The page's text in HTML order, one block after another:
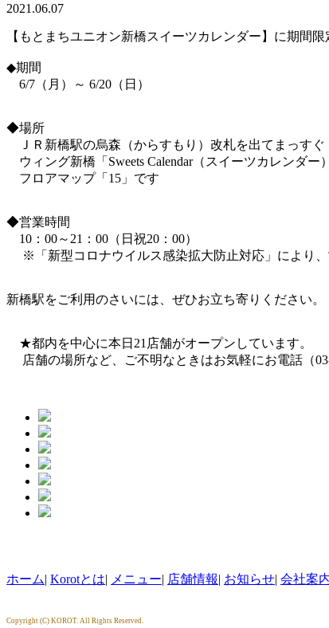
2021.06.07
【もとまちユニオン新橋スイーツカレンダー】に期間限
◆期間
6/7（月）～ 6/20（日）
◆場所
ＪＲ新橋駅の烏森（からすもり）改札を出てまっすぐ
ウィング新橋「Sweets Calendar（スイーツカレンダー）
フロアマップ「15」です
◆営業時間
10：00～21：00（日祝20：00）
※「新型コロナウイルス感染拡大防止対応」により、
新橋駅をご利用のさいには、ぜひお立ち寄りください。
★都内を中心に本日21店舗がオープンしています。
店舗の場所など、ご不明なときはお気軽にお電話（03-
ホーム| Korotとは| メニュー| 店舗情報| お知らせ| 会社案
Copyright (C) KOROT. All Rights Reserved.